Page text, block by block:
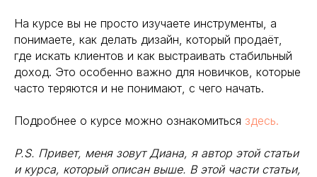
На курсе вы не просто изучаете инструменты, а
понимаете, как делать дизайн, который продаёт,
где искать клиентов и как выстраивать стабильный
доход. Это особенно важно для новичков, которые
часто теряются и не понимают, с чего начать.
Подробнее о курсе можно ознакомиться здесь.
P.S. Привет, меня зовут Диана, я автор этой статьи
и курса, который описан выше. В этой части статьи,